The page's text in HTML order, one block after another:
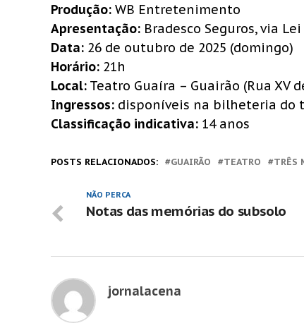
Produção: WB Entretenimento
Apresentação: Bradesco Seguros, via
Data: 26 de outubro de 2025 (domingo)
Horário: 21h
Local: Teatro Guaíra – Guairão (Rua XV
Ingressos: disponíveis na bilheteria do
Classificação indicativa: 14 anos
POSTS RELACIONADOS: GUAIRÃO TEATRO TRÊS
NÃO PERCA
Notas das memórias do subsolo
jornalacena